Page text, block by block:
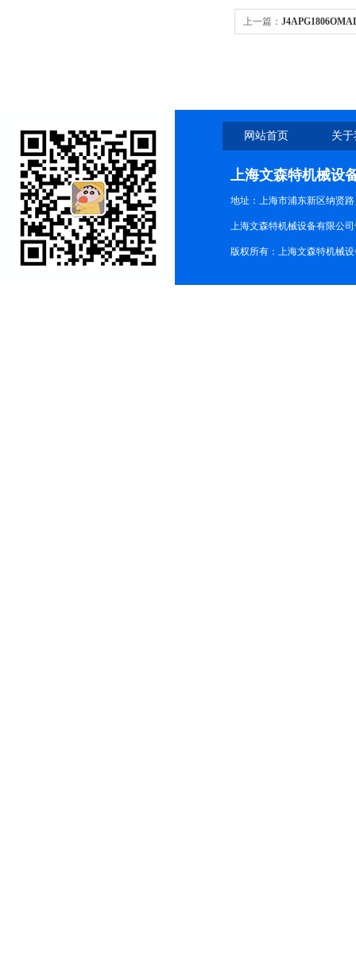
上一篇：
网站首页 关
上海文森特机械设
地址：上海市浦东新区纳贤路
上海文森特机械设备有限公
版权所有：上海文森特机械